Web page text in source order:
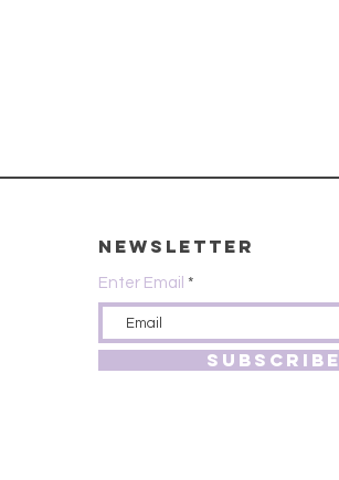
Newsletter
Enter Email
SUBSCRIBE